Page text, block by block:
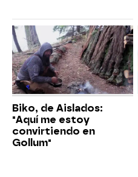
Biko, de Aislados:
"Aquí me estoy
convirtiendo en
Gollum"